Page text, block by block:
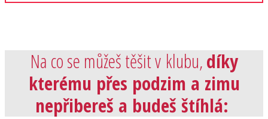
Na co se můžeš těšit v klubu,díky
kterému přes podzim a zimu
nepřibereš a budeš štíhlá: